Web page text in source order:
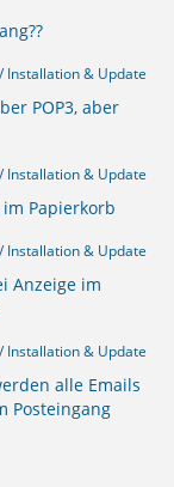
Installation & Update
POP3, aber
Installation & Update
Papierkorb
Installation & Update
Anzeige im
Installation & Update
alle Emails
Posteingang